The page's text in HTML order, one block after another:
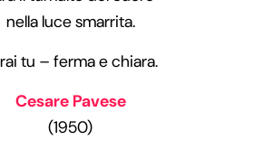
nella luce smarrita.
tu – ferma e chiara.
Cesare Pavese
(1950)